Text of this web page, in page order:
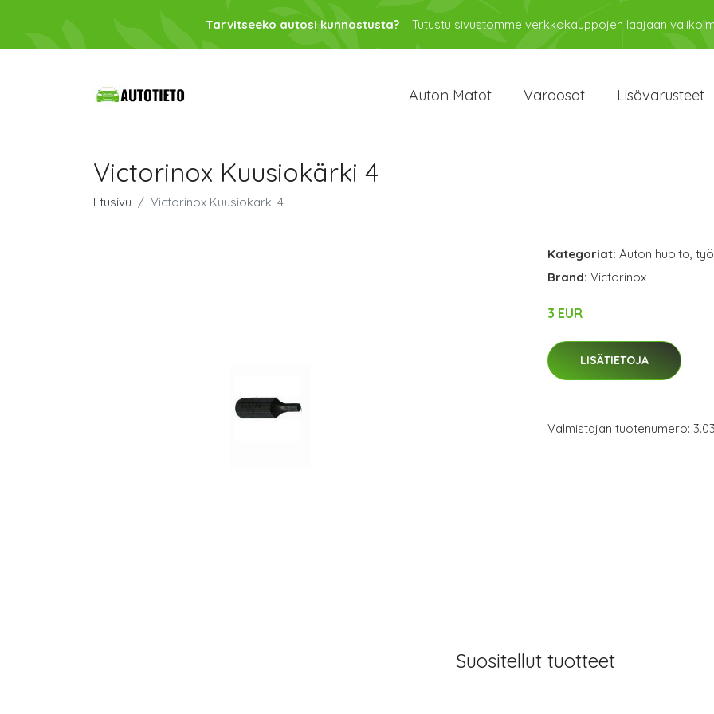
Tarvitseeko autosi kunnostusta? Tutustu sivustomme verkkokauppojen laajaan
Auton Matot Varaosat Lisävarusteet
Victorinox Kuusiokärki 4
Etusivu Victorinox Kuusiokärki 4
Kategoriat: Auton huolto,
Brand: Victorinox
3 EUR
LISÄTIETOJA
Valmistajan tuotenumero:
Suositellut tuotteet